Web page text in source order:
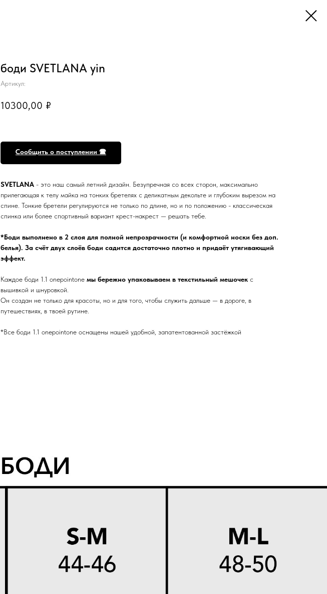
боди SVETLANA yin
Артикул:
10300,00 ₽
Сообщить о поступлении 🕿
SVETLANA - это наш самый летний дизайн. Безупречная со всех сторон, максимально
прилегающая к телу майка на тонких бретелях с деликатным декольте и глубоким вырезом на
спине. Тонкие бретели регулируются не только по длине, но и по положению - классическая
спинка или более спортивный вариант крест-накрест — решать тебе.
*Боди выполнено в 2 слоя для полной непрозрачности (и комфортной носки без доп.
белья). За счёт двух слоёв боди садится достаточно плотно и придаёт утягивающий
эффект.
Каждое боди 1.1 onepointone мы бережно упаковываем в текстильный мешочек с
вышивкой и шнуровкой.
Он создан не только для красоты, но и для того, чтобы служить дальше — в дороге, в
путешествиях, в твоей рутине.
*Все боди 1.1 onepointone оснащены нашей удобной, запатентованной застёжкой